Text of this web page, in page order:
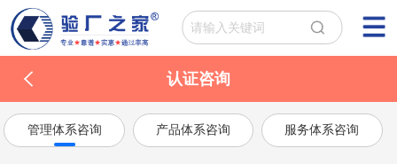
认证咨询
管理体系咨询 产品体系咨询 服务体系咨询